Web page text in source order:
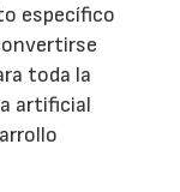
específico
toda la
artificial